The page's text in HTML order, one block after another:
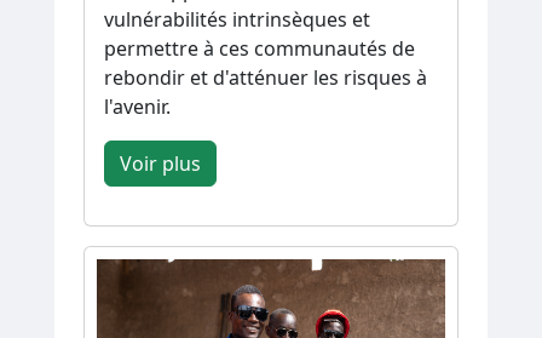
vulnérabilités intrinsèques et
permettre à ces communautés de
rebondir et d'atténuer les risques à
l'avenir.
Voir plus